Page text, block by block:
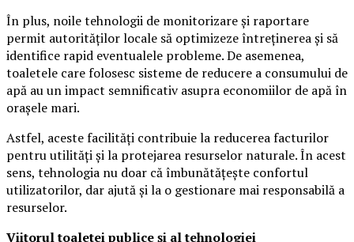
În plus, noile tehnologii de monitorizare și raportare
permit autorităților locale să optimizeze întreținerea și să
identifice rapid eventualele probleme. De asemenea,
toaletele care folosesc sisteme de reducere a consumului de
apă au un impact semnificativ asupra economiilor de apă în
orașele mari.
Astfel, aceste facilități contribuie la reducerea facturilor
pentru utilități și la protejarea resurselor naturale. În acest
sens, tehnologia nu doar că îmbunătățește confortul
utilizatorilor, dar ajută și la o gestionare mai responsabilă a
resurselor.
Viitorul toaletei publice și al tehnologiei